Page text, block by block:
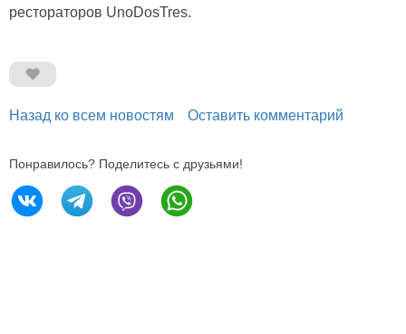
рестораторов UnoDosTres.
Назад ко всем новостям Оставить комментарий
Понравилось? Поделитесь с друзьями!